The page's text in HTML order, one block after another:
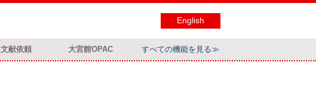
English
文献依頼 大宮館OPAC すべての機能を見る≫